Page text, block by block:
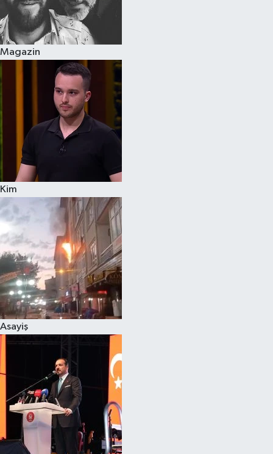
Magazin
Kim
Asayiş
Spor
Burç Yorumları
Çocuk
Eğitim
Hava Durumu
Kadın
Kim kimdir?
Kültür Sanat
Sağlık
Siyaset
Teknoloji
Televizyon
Yaşam-Çevre